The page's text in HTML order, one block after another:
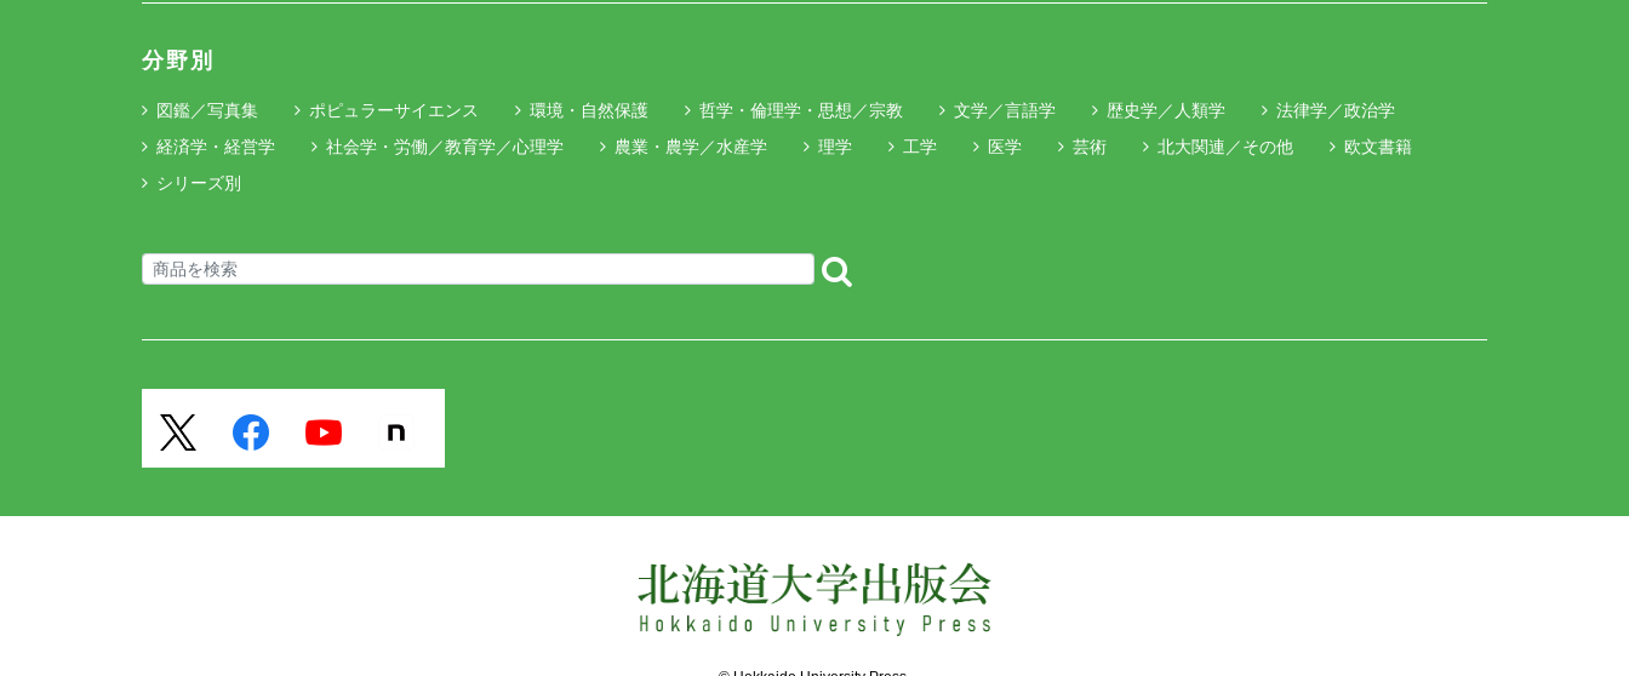
分野別
図鑑／写真集 ポピュラーサイエンス 環境・自然保護 哲学・倫理学・思想／宗教 文学／言語学 歴史学／人類学
法律学／政治学
経済学・経営学
社会学・労働／教育学／心理学 農業・農学／水産学 理学 工学 医学 芸術 北大関連／その他
欧文書籍
シリーズ別